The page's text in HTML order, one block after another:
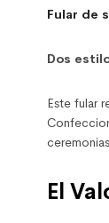
Fular de
Dos
Este fular
El